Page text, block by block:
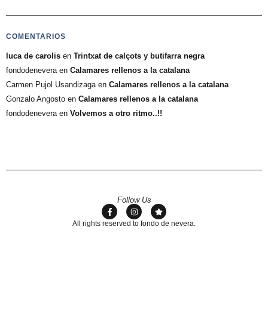
COMENTARIOS
luca de carolis en Trintxat de calçots y butifarra negra
fondodeneveraen Calamares rellenos a la catalana
Carmen Pujol Usandizagaen Calamares rellenos a la catalana
Gonzalo Angosto en Calamares rellenos a la catalana
fondodeneveraen Volvemos a otro ritmo..!!
Follow Us
All rights reserved to fondo de nevera.